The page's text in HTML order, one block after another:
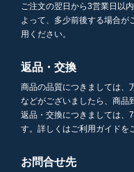
ご注文の翌日から3営業日以
よって、多少前後する場合が
用ください。
返品・交換
商品の品質につきましては、
などがございましたら、商品
返品・交換につきましては、
す。詳しくはご利用ガイドを
お問合せ先